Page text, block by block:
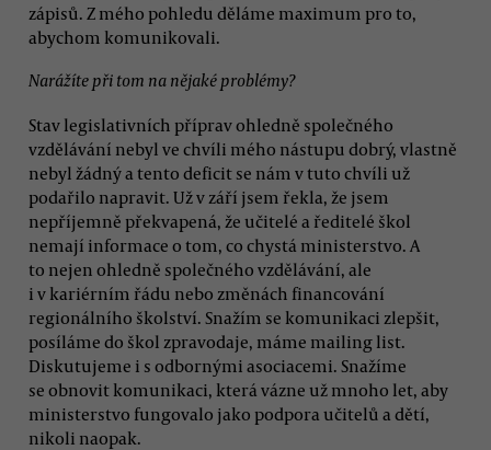
zápisů. Z mého pohledu děláme maximum pro to,
abychom komunikovali.
Narážíte při tom na nějaké problémy?
Stav legislativních příprav ohledně společného
vzdělávání nebyl ve chvíli mého nástupu dobrý, vlastně
nebyl žádný a tento deficit se nám v tuto chvíli už
podařilo napravit. Už v září jsem řekla, že jsem
nepříjemně překvapená, že učitelé a ředitelé škol
nemají informace o tom, co chystá ministerstvo. A
to nejen ohledně společného vzdělávání, ale
i v kariérním řádu nebo změnách financování
regionálního školství. Snažím se komunikaci zlepšit,
posíláme do škol zpravodaje, máme mailing list.
Diskutujeme i s odbornými asociacemi. Snažíme
se obnovit komunikaci, která vázne už mnoho let, aby
ministerstvo fungovalo jako podpora učitelů a dětí,
nikoli naopak.